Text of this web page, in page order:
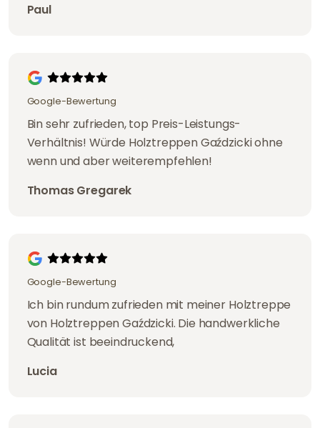
Paul
Google-Bewertung
Bin sehr zufrieden, top Preis-Leistungs-
Verhältnis! Würde Holztreppen Gaździcki ohne
wenn und aber weiterempfehlen!
Thomas Gregarek
Google-Bewertung
Ich bin rundum zufrieden mit meiner Holztreppe
von Holztreppen Gaździcki. Die handwerkliche
Qualität ist beeindruckend,
Lucia